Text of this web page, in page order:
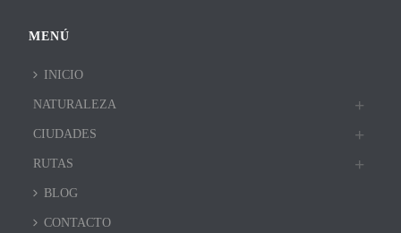
MENÚ
INICIO
NATURALEZA
CIUDADES
RUTAS
BLOG
CONTACTO